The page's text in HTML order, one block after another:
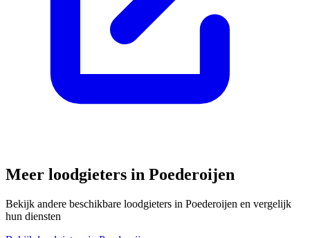
Meer loodgieters in Poederoijen
Bekijk andere beschikbare loodgieters in Poederoijen en vergelijk
hun diensten